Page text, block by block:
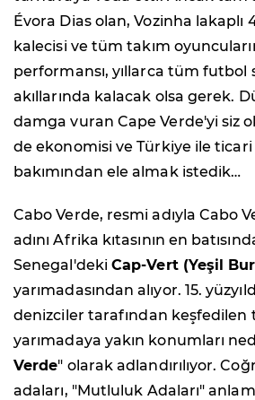
Évora Dias olan, Vozinha lakaplı
kalecisi ve tüm takım
performansı, yıllarca tüm futbol
akıllarında kalacak olsa gerek.
damga vuran Cape Verde'yi siz
de ekonomisi ve Türkiye ile
bakımından ele almak istedik…
Cabo Verde, resmi adıyla Cabo
adını Afrika kıtasının en
Senegal'dekiCap-Vert (Yeşil
yarımadasından alıyor. 15.
denizciler tarafından keşfedilen
yarımadaya yakın konumları
Verde" olarak adlandırılıyor.
adaları, "Mutluluk Adaları"